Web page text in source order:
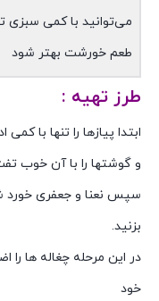
می‌توانید با کمی سبزی
طعم خورشت بهتر شود
طرز تهیه :
ابتدا پیازها را تنها با
و گوشتها را با آن خوب
سپس نعنا و جعفری خورد
بزنید.
در این مرحله چغاله ها را
خود